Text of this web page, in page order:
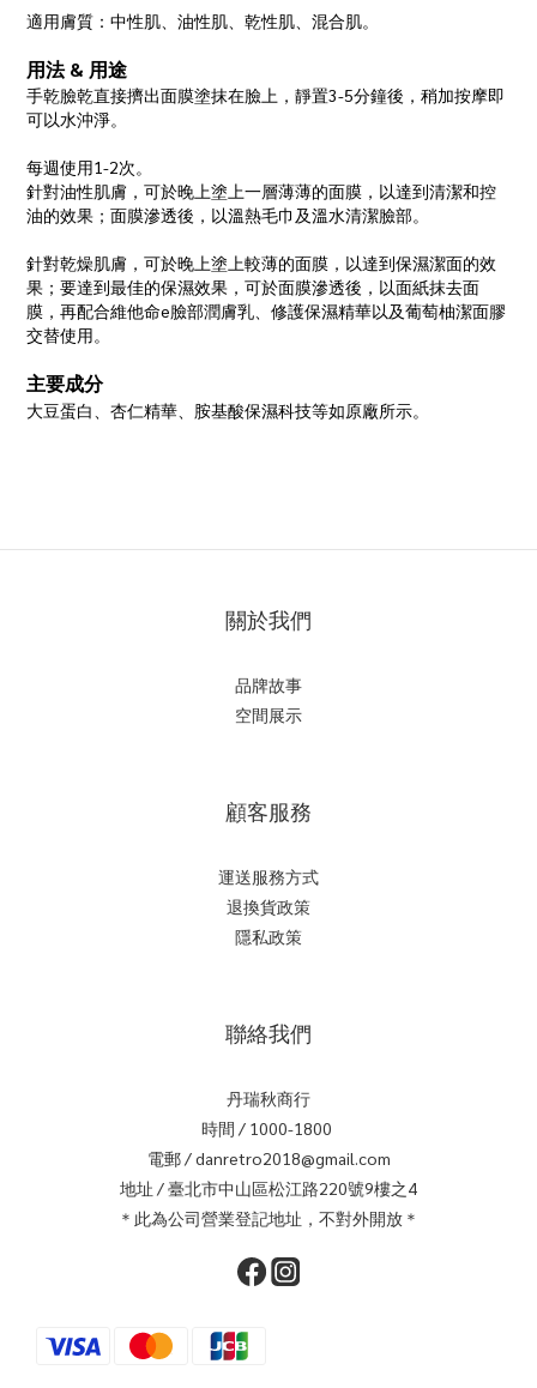
適用膚質：中性肌、油性肌、乾性肌、混合肌。
用法 & 用途
手乾臉乾直接擠出面膜塗抹在臉上，靜置3-5分鐘後，稍加按摩即
可以水沖淨。
每週使用1-2次。
針對油性肌膚，可於晚上塗上一層薄薄的面膜，以達到清潔和控
油的效果；面膜滲透後，以溫熱毛巾及溫水清潔臉部。
針對乾燥肌膚，可於晚上塗上較薄的面膜，以達到保濕潔面的效
果；要達到最佳的保濕效果，可於面膜滲透後，以面紙抹去面
膜，再配合維他命e臉部潤膚乳、修護保濕精華以及葡萄柚潔面膠
交替使用。
主要成分
大豆蛋白、杏仁精華、胺基酸保濕科技等如原廠所示。
關於我們
品牌故事
空間展示
顧客服務
運送服務方式
退換貨政策
隱私政策
聯絡我們
丹瑞秋商行
時間 / 1000-1800
電郵 / danretro2018@gmail.com
地址 / 臺北市中山區松江路220號9樓之4
＊此為公司營業登記地址，不對外開放＊